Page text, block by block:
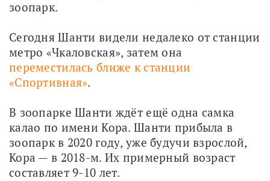
зоопарк.
Сегодня Шанти видели недалеко от станции
переместилась ближе к станции
«Спортивная».
В зоопарке Шанти ждёт ещё одна самка
калао по имени Кора. Шанти прибыла в
зоопарк в 2020 году, уже будучи взрослой,
Кора — в 2018-м. Их примерный возраст
составляет 9-10 лет.